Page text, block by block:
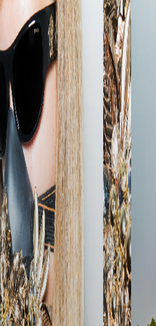
è cambiato dal rilascio di
un suono meno da club diciamo
quello che possa piacere
come persone, quindi come
In che modo il panorama
voi?
da quando abbiamo iniziato così
stessa, che è diventata molto
di massa.